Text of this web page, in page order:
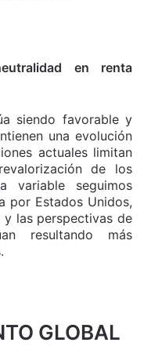
en renta
siendo favorable y
una evolución
actuales limitan
de los
variable seguimos
por Estados Unidos,
las perspectivas de
resultando más
GLOBAL